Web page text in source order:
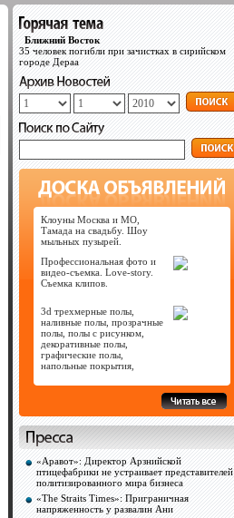
Ближний Восток
35 человек погибли при зачистках в сирийском
городе Дераа
Клоуны Москва и МО,
Тамада на свадьбу. Шоу
мыльных пузырей.
Профессиональная фото и
видео-съемка. Love-story.
Съемка клипов.
3d трехмерные полы,
наливные полы, прозрачные
полы, полы с рисунком,
декоративные полы,
графические полы,
напольные покрытия,
«Аравот»: Директор Арзнийской
птицефабрики не устраивает представителей
политизированного мира бизнеса
«The Straits Times»: Приграничная
напряженность у развалин Ани